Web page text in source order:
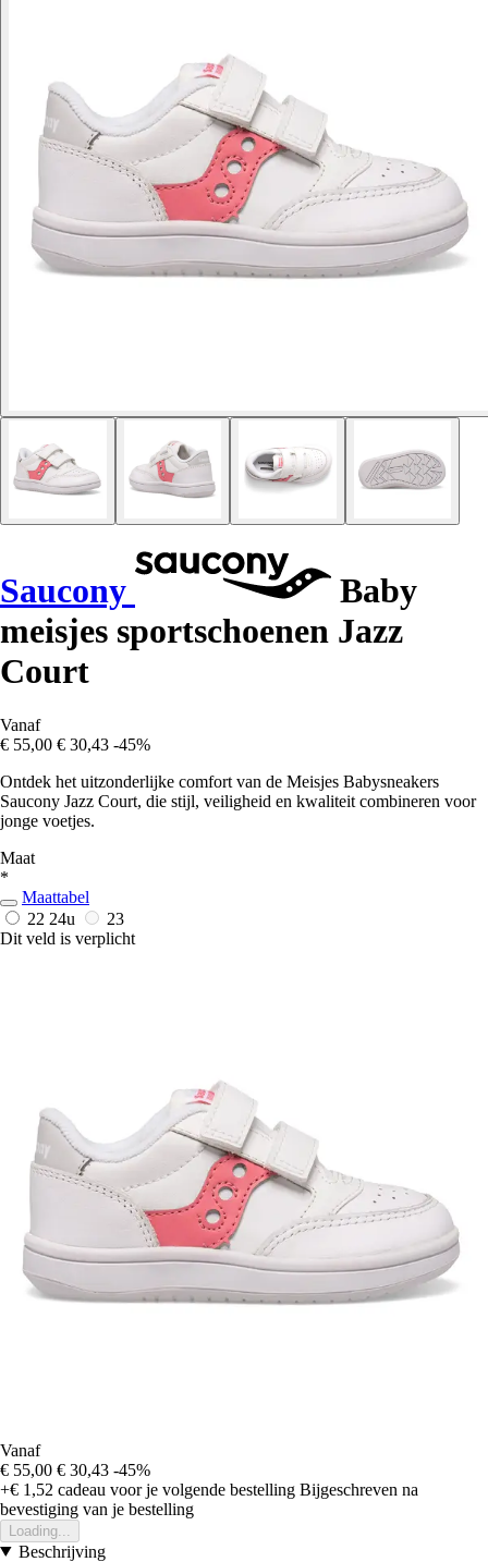
Saucony
Baby
meisjes sportschoenen Jazz
Court
Vanaf
€ 55,00 € 30,43 -45%
Ontdek het uitzonderlijke comfort van de Meisjes Babysneakers
Saucony Jazz Court, die stijl, veiligheid en kwaliteit combineren voor
jonge voetjes.
Maat
*
Maattabel
22 24u
23
Dit veld is verplicht
Vanaf
€ 55,00 € 30,43 -45%
+€ 1,52 cadeau voor je volgende bestelling Bijgeschreven na
bevestiging van je bestelling
Loading...
Beschrijving